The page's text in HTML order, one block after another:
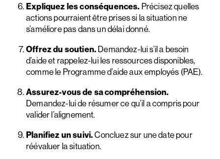
Expliquez les conséquences. Précisez quelles
actions pourraient être prises si la situation ne
s’améliore pas dans un délai donné.
Offrez du soutien.Demandez-lui s’il a besoin
d’aide et rappelez-lui les ressources disponibles,
comme le Programme d’aide aux employés (PAE).
Assurez-vous de sa compréhension.
Demandez-lui de résumer ce qu’il a compris pour
valider l’alignement.
Planifiez un suivi.Concluez sur une date pour
réévaluer la situation.